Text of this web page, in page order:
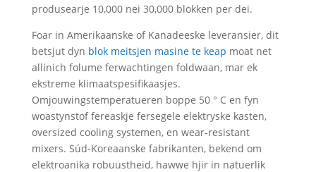
produsearje 10,000 nei 30,000 blokken per dei.
Foar in Amerikaanske of Kanadeeske leveransier, dit
betsjut dyn blok meitsjen masine te keap moat net
allinich folume ferwachtingen foldwaan, mar ek
ekstreme klimaatspesifikaasjes.
Omjouwingstemperatueren boppe 50 ° C en fyn
woastynstof fereaskje fersegele elektryske kasten,
oversized cooling systemen, en wear-resistant
mixers. Súd-Koreaanske fabrikanten, bekend om
elektroanika robuustheid, hawwe hjir in natuerlik